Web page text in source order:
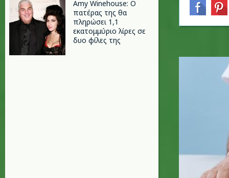
Amy Winehouse: Ο
πατέρας της θα
πληρώσει 1,1
εκατομμύριο λίρες σε
δυο φίλες της